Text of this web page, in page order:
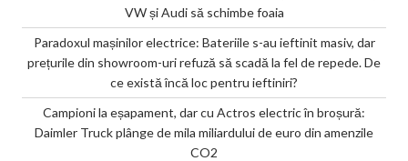
VW și Audi să schimbe foaia
Paradoxul mașinilor electrice: Bateriile s-au ieftinit masiv, dar
prețurile din showroom-uri refuză să scadă la fel de repede. De
ce există încă loc pentru ieftiniri?
Campioni la eșapament, dar cu Actros electric în broșură:
Daimler Truck plânge de mila miliardului de euro din amenzile
CO2